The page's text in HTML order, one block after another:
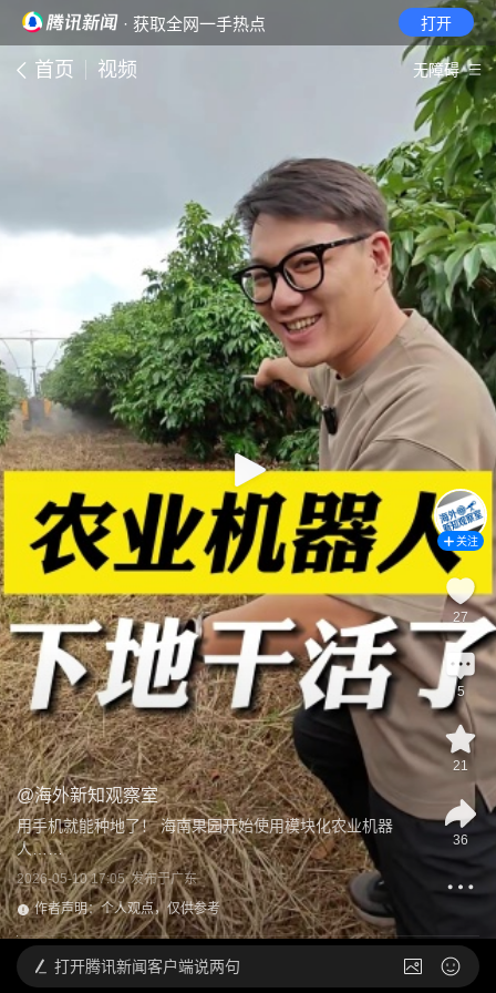
· 获取全网一手热点 打开
首页 视频 无障碍
@海外新知观察室
用手机就能种地了！ 海南果园开始使用模块化农业机器
人……
2026-05-10 17:05 发布于广东
作者声明：个人观点，仅供参考
关注
27
5
21
36
打开腾讯新闻客户端说两句